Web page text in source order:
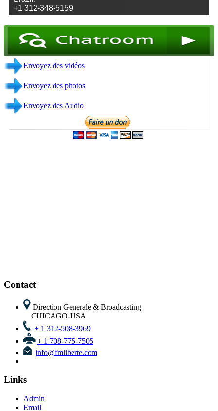
Envoyez des photos
Envoyez des Audio
+ 1 312-508-3969
info@fmliberte.com
Links
Admin
Login